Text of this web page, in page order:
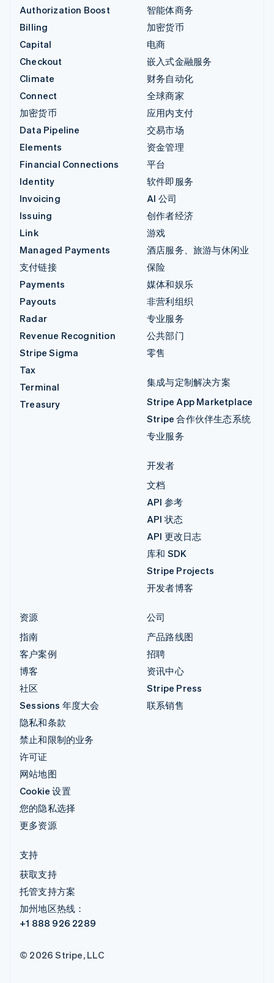
Authorization Boost
Billing
Capital
Checkout
Climate
Connect
加密货币
Data Pipeline
Elements
Financial Connections
Identity
Invoicing
Issuing
Link
Managed Payments
支付链接
Payments
Payouts
Radar
Revenue Recognition
Stripe Sigma
Tax
Terminal
Treasury
智能体商务
加密货币
电商
嵌入式金融服务
财务自动化
全球商家
应用内支付
交易市场
资金管理
平台
软件即服务
AI 公司
创作者经济
游戏
酒店服务、旅游与休闲业
保险
媒体和娱乐
非营利组织
专业服务
公共部门
零售
集成与定制解决方案
Stripe App Marketplace
Stripe 合作伙伴生态系统
专业服务
开发者
文档
API 参考
API 状态
API 更改日志
库和 SDK
Stripe Projects
开发者博客
资源
指南
客户案例
博客
社区
Sessions 年度大会
隐私和条款
禁止和限制的业务
许可证
网站地图
Cookie 设置
您的隐私选择
更多资源
公司
产品路线图
招聘
资讯中心
Stripe Press
联系销售
支持
获取支持
托管支持方案
加州地区热线：
+1 888 926 2289
© 2026 Stripe, LLC